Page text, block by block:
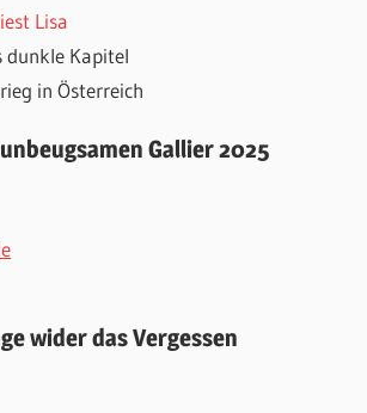
Lisa
dunkle Kapitel
in Österreich
Gallier 2025
wider das Vergessen